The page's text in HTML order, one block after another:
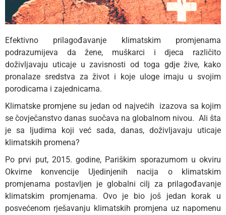
Efektivno prilagođavanje klimatskim promjenama
podrazumijeva da žene, muškarci i djeca različito
doživljavaju uticaje u zavisnosti od toga gdje žive, kako
pronalaze sredstva za život i koje uloge imaju u svojim
porodicama i zajednicama.
Klimatske promjene su jedan od najvećih izazova sa kojim
se čovječanstvo danas suočava na globalnom nivou. Ali šta
je sa ljudima koji već sada, danas, doživljavaju uticaje
klimatskih promena?
Po prvi put, 2015. godine, Pariškim sporazumom u okviru
Okvirne konvencije Ujedinjenih nacija o klimatskim
promjenama postavljen je globalni cilj za prilagođavanje
klimatskim promjenama. Ovo je bio još jedan korak u
posvećenom rješavanju klimatskih promjena uz napomenu